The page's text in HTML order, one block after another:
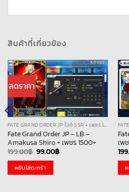
สินค้าที่เกี่ยวข้อง
ลดราคา
FATE GRAND ORDER JP ไอดี SSR + เพชร LB
Fate Grand Order JP – LB –
Amakusa Shiro + เพชร 1500+
199.00฿ Original
was:
199.00฿.
99.00฿Current
หยิบใส่ตะกร้า
เพ